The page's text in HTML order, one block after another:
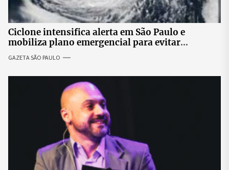
Ciclone intensifica alerta em São Paulo e
mobiliza plano emergencial para evitar
impactos no fornecimento de energia
GAZETA SÃO PAULO